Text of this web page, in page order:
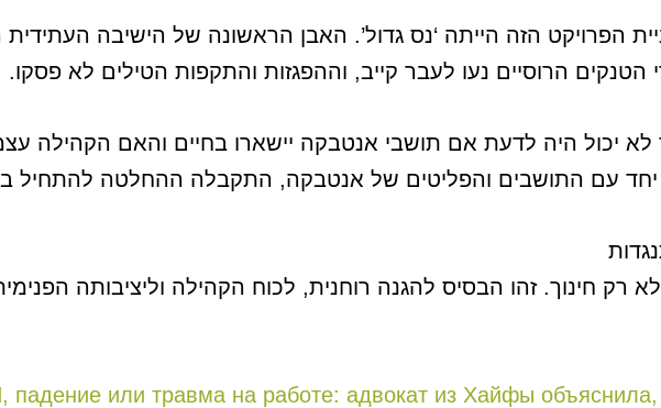
הפרויקט הזה הייתה ‘נס גדול’. האבן הראשונה של הישיבה
הרוסיים נעו לעבר קייב, וההפגזות והתקפות הטילים לא פסקו.
יכול היה לדעת אם תושבי אנטבקה יישארו בחיים והאם הקהילה
יחד עם התושבים והפליטים של אנטבקה, התקבלה ההחלטה להתחיל
רק חינוך. זהו הבסיס להגנה רוחנית, לכוח הקהילה וליציבותה
падение или травма на работе: адвокат из Хайфы